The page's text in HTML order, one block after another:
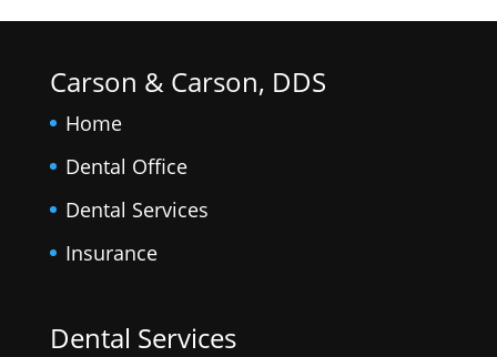
Carson & Carson, DDS
Home
Dental Office
Dental Services
Insurance
Dental Services